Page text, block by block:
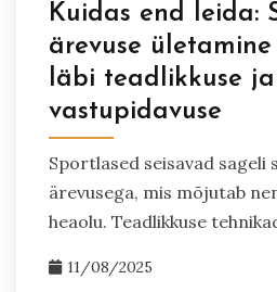
Kuidas end leida:
ärevuse
läbi teadlikkuse ja
vastupidavuse
Sportlased seisavad sageli
ärevusega, mis mõjutab
heaolu. Teadlikkuse
11/08/2025